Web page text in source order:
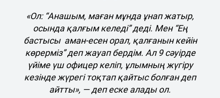
«Ол: “Анашым, маған мұнда ұнап жатыр,
осында қалғым келеді” деді. Мен “Ең
бастысы аман-есен орал, қалғанын кейін
көрерміз” деп жауап бердім. Ал 9 сәуірде
үйіме үш офицер келіп, ұлымның жүгіру
кезінде жүрегі тоқтап қайтыс болған деп
айтты», — деп еске алады ол.